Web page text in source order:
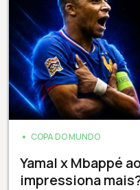
COPA DO MUNDO
Yamal x Mbappé
impressiona